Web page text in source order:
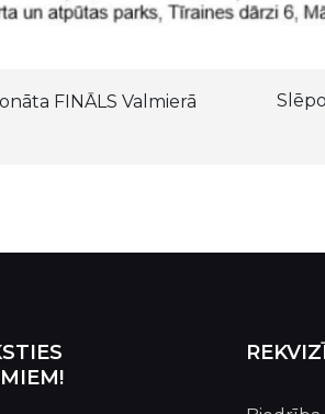
FINĀLS Valmierā